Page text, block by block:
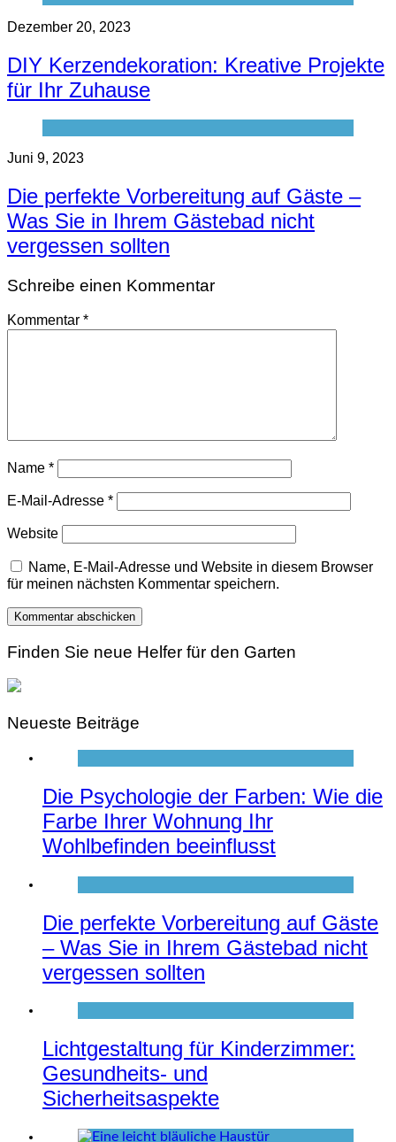
Dezember 20, 2023
DIY Kerzendekoration: Kreative Projekte
für Ihr Zuhause
Juni 9, 2023
Die perfekte Vorbereitung auf Gäste –
Was Sie in Ihrem Gästebad nicht
vergessen sollten
Schreibe einen Kommentar
Kommentar *
Name *
E-Mail-Adresse *
Website
Name, E-Mail-Adresse und Website in diesem Browser
für meinen nächsten Kommentar speichern.
Finden Sie neue Helfer für den Garten
Neueste Beiträge
Die Psychologie der Farben: Wie die
Farbe Ihrer Wohnung Ihr
Wohlbefinden beeinflusst
Die perfekte Vorbereitung auf Gäste
– Was Sie in Ihrem Gästebad nicht
vergessen sollten
Lichtgestaltung für Kinderzimmer:
Gesundheits- und
Sicherheitsaspekte